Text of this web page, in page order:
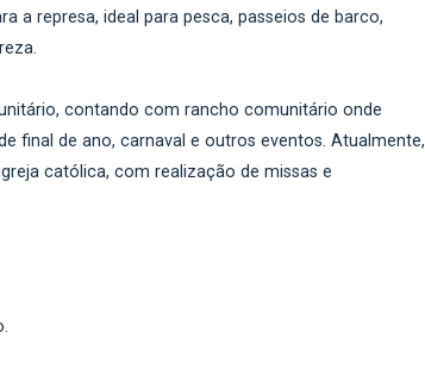
a represa, ideal para pesca, passeios de barco,
contando com rancho comunitário onde
final de ano, carnaval e outros eventos. Atualmente,
católica, com realização de missas e